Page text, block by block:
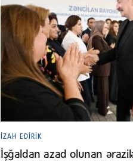
İZAH EDIRIK
İşğaldan azad olunan